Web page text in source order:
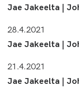
Jae Jakeelta |
28.4.2021
Jae Jakeelta |
21.4.2021
Jae Jakeelta |